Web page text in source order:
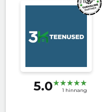
5.0 1 hinnang